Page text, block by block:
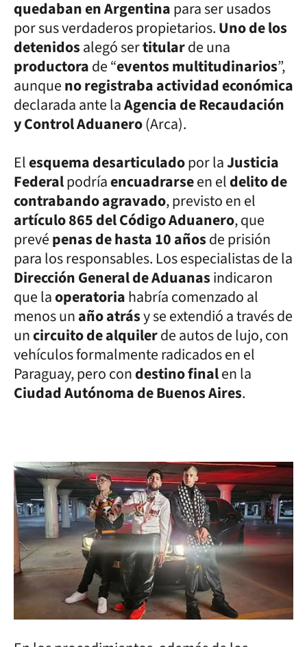
quedaban en Argentinapara ser usados
por sus verdaderos propietarios.Uno de los
detenidosalegó sertitularde una
productorade “eventos multitudinarios”,
aunqueno registraba actividad económica
declarada ante laAgencia de Recaudación
y Control Aduanero(Arca).
Elesquema desarticuladopor laJusticia
Federalpodríaencuadrarseen eldelito de
contrabando agravado, previsto en el
artículo 865 del Código Aduanero, que
prevépenas de hasta 10 añosde prisión
para los responsables. Los especialistas de la
Dirección General de Aduanasindicaron
que laoperatoriahabría comenzado al
menos unaño atrásy se extendió a través de
uncircuito de alquilerde autos de lujo, con
vehículos formalmente radicados en el
Paraguay, pero condestino finalen la
Ciudad Autónoma de Buenos Aires.